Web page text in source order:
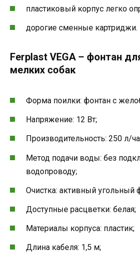
пластиковый корпус легко
дорогие сменные картриджи.
Ferplast VEGA – фонтан
мелких собак
Форма поилки: фонтан с
Напряжение: 12 Вт;
Производительность: 250 л/
Метод подачи воды: без
водопроводу;
Очистка: активный угольный
Доступные расцветки: белая;
Материалы корпуса: пластик;
Длина кабеля: 1,5 м;